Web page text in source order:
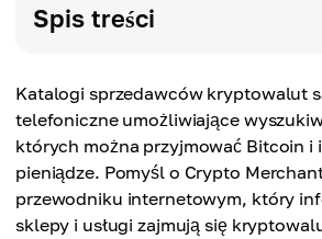
Spis treści
Katalogi sprzedawców kryptowalut
telefoniczne umożliwiające
których można przyjmować Bitcoin i
pieniądze. Pomyśl o Crypto
przewodniku internetowym, który
sklepy i usługi zajmują się